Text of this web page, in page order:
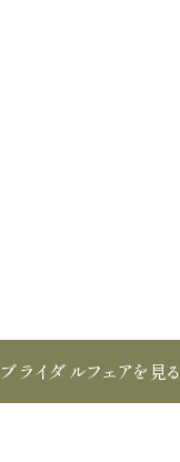
ブライダルフェアを見る